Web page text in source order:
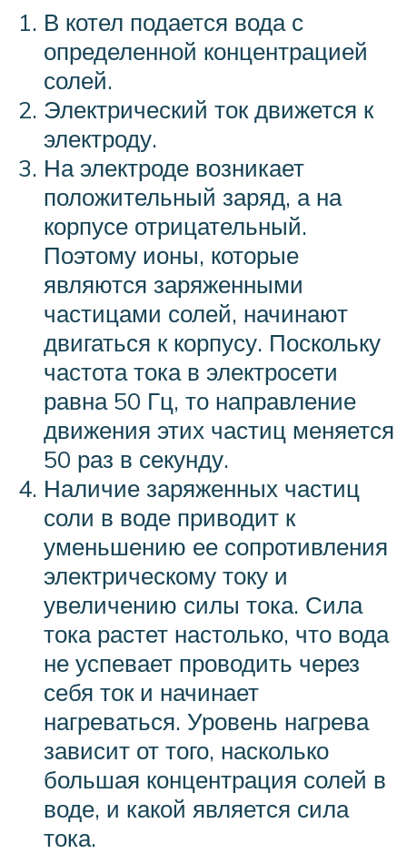
В котел подается вода с
определенной концентрацией
солей.
Электрический ток движется к
электроду.
На электроде возникает
положительный заряд, а на
корпусе отрицательный.
Поэтому ионы, которые
являются заряженными
частицами солей, начинают
двигаться к корпусу. Поскольку
частота тока в электросети
равна 50 Гц, то направление
движения этих частиц меняется
50 раз в секунду.
Наличие заряженных частиц
соли в воде приводит к
уменьшению ее сопротивления
электрическому току и
увеличению силы тока. Сила
тока растет настолько, что вода
не успевает проводить через
себя ток и начинает
нагреваться. Уровень нагрева
зависит от того, насколько
большая концентрация солей в
воде, и какой является сила
тока.